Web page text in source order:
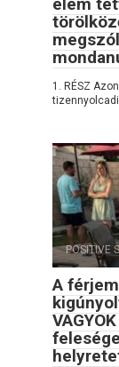
1. RÉSZ
POSITIVE
A